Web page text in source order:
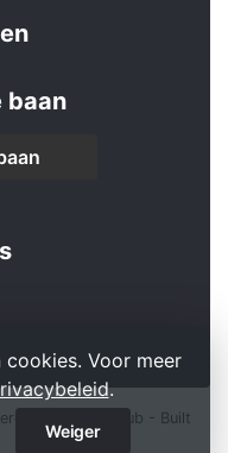
baan
by KNLTB.Club - Built
Voor meer
.
Weiger